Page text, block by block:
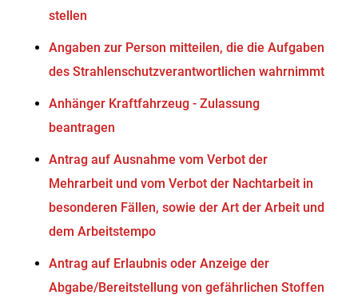
stellen
Angaben zur Person mitteilen, die die Aufgaben
des Strahlenschutzverantwortlichen wahrnimmt
Anhänger Kraftfahrzeug - Zulassung
beantragen
Antrag auf Ausnahme vom Verbot der
Mehrarbeit und vom Verbot der Nachtarbeit in
besonderen Fällen, sowie der Art der Arbeit und
dem Arbeitstempo
Antrag auf Erlaubnis oder Anzeige der
Abgabe/Bereitstellung von gefährlichen Stoffen